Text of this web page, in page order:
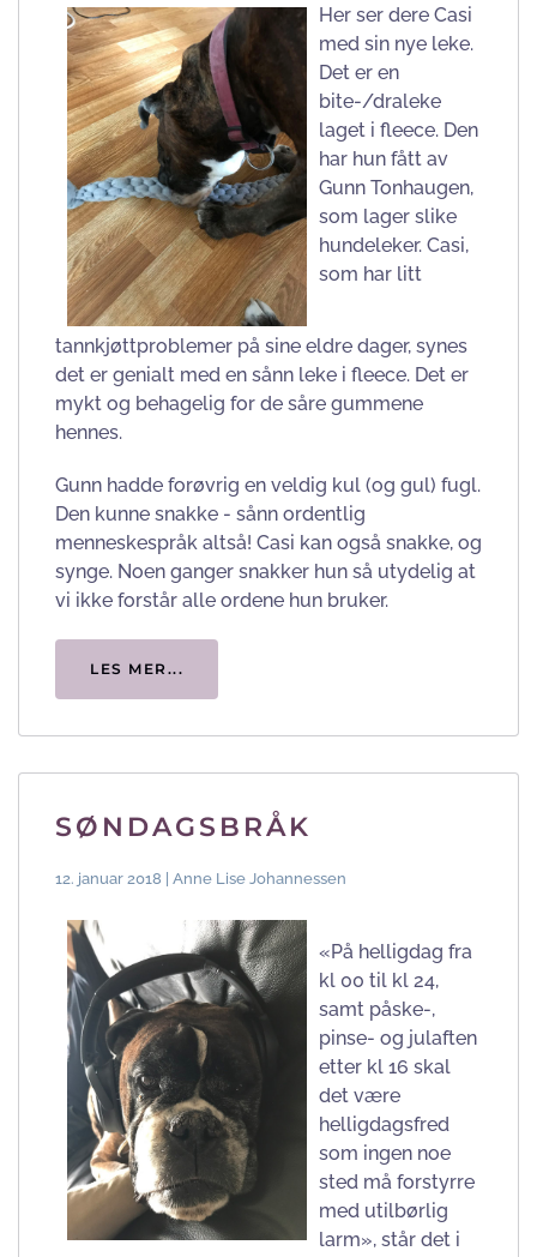
Her ser dere Casi
med sin nye leke.
Det er en
bite-/draleke
laget i fleece. Den
har hun fått av
Gunn Tonhaugen,
som lager slike
hundeleker. Casi,
som har litt
tannkjøttproblemer på sine eldre dager, synes
det er genialt med en sånn leke i fleece. Det er
mykt og behagelig for de såre gummene
hennes.
Gunn hadde forøvrig en veldig kul (og gul) fugl.
Den kunne snakke - sånn ordentlig
menneskespråk altså! Casi kan også snakke, og
synge. Noen ganger snakker hun så utydelig at
vi ikke forstår alle ordene hun bruker.
LES MER...
SØNDAGSBRÅK
12. januar 2018 | Anne Lise Johannessen
«På helligdag fra
kl 00 til kl 24,
samt påske-,
pinse- og julaften
etter kl 16 skal
det være
helligdagsfred
som ingen noe
sted må forstyrre
med utilbørlig
larm», står det i